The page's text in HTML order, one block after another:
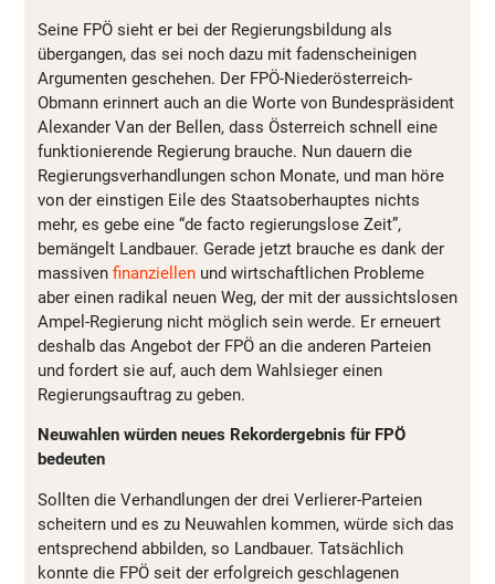
Seine FPÖ sieht er bei der Regierungsbildung als
übergangen, das sei noch dazu mit fadenscheinigen
Argumenten geschehen. Der FPÖ-Niederösterreich-
Obmann erinnert auch an die Worte von Bundespräsident
Alexander Van der Bellen, dass Österreich schnell eine
funktionierende Regierung brauche. Nun dauern die
Regierungsverhandlungen schon Monate, und man höre
von der einstigen Eile des Staatsoberhauptes nichts
mehr, es gebe eine “de facto regierungslose Zeit”,
bemängelt Landbauer. Gerade jetzt brauche es dank der
massiven finanziellen und wirtschaftlichen Probleme
aber einen radikal neuen Weg, der mit der aussichtslosen
Ampel-Regierung nicht möglich sein werde. Er erneuert
deshalb das Angebot der FPÖ an die anderen Parteien
und fordert sie auf, auch dem Wahlsieger einen
Regierungsauftrag zu geben.
Neuwahlen würden neues Rekordergebnis für FPÖ
bedeuten
Sollten die Verhandlungen der drei Verlierer-Parteien
scheitern und es zu Neuwahlen kommen, würde sich das
entsprechend abbilden, so Landbauer. Tatsächlich
konnte die FPÖ seit der erfolgreich geschlagenen